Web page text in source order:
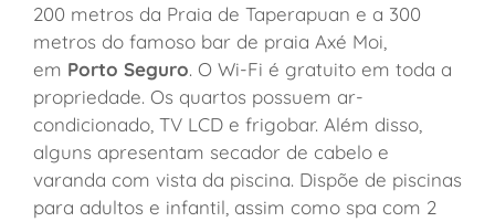
200 metros da Praia de Taperapuan e a 300
metros do famoso bar de praia Axé Moi,
em Porto Seguro. O Wi-Fi é gratuito em toda a
propriedade. Os quartos possuem ar-
condicionado, TV LCD e frigobar. Além disso,
alguns apresentam secador de cabelo e
varanda com vista da piscina. Dispõe de piscinas
para adultos e infantil, assim como spa com 2